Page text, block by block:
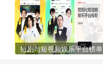
短剧与短视频娱乐平台榜单